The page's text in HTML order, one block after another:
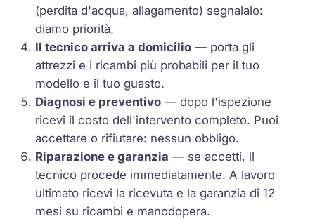
(perdita d'acqua, allagamento) segnalalo:
diamo priorità.
Il tecnico arriva a domicilio — porta gli
attrezzi e i ricambi più probabili per il tuo
modello e il tuo guasto.
Diagnosi e preventivo — dopo l'ispezione
ricevi il costo dell'intervento completo. Puoi
accettare o rifiutare: nessun obbligo.
Riparazione e garanzia — se accetti, il
tecnico procede immediatamente. A lavoro
ultimato ricevi la ricevuta e la garanzia di 12
mesi su ricambi e manodopera.